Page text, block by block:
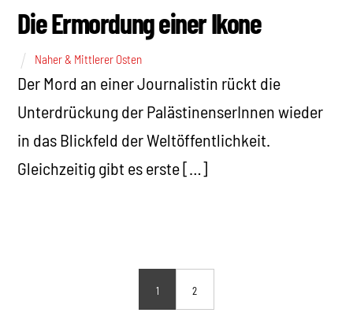
Die Ermordung einer Ikone
Naher & Mittlerer Osten
Der Mord an einer Journalistin rückt die
Unterdrückung der PalästinenserInnen wieder
in das Blickfeld der Weltöffentlichkeit.
Gleichzeitig gibt es erste […]
1 2